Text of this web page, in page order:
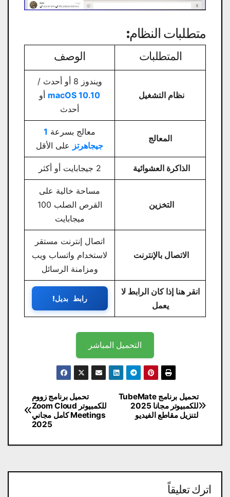
متطلبات النظام:
المتطلبات الوصف
نظام التشغيل
ويندوز 8 أو أحدث /
macOS 10.10 أو
أحدث
المعالج
معالج بسرعة 1
جيجاهرتز على الأقل
الذاكرة العشوائية 2 جيجابايت أو أكثر
التخزين
مساحة خالية على
القرص الصلب 100
ميجابايت
الاتصال بالإنترنت
اتصال إنترنت مستقر
لاستخدام واتساب ويب
ومزامنة الرسائل
انقر هنا إذا كان الرابط لا
يعمل
رابط بديل!
التحميل المباشر
تصفّح
المقالات
تحميل برنامج زووم
للكمبيوتر Zoom Cloud
Meetings كامل مجاني
2025
تحميل برنامج TubeMate
للكمبيوتر مجانا 2025
لتنزيل مقاطع الفيديو
اترك تعليقاً